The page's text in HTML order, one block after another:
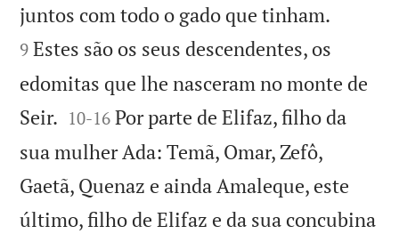
juntos com todo o gado que tinham.
9 Estes são os seus descendentes, os
edomitas que lhe nasceram no monte de
Seir. 

10-16 Por parte de Elifaz, filho da
sua mulher Ada: Temã, Omar, Zefô,
Gaetã, Quenaz e ainda Amaleque, este
último, filho de Elifaz e da sua concubina